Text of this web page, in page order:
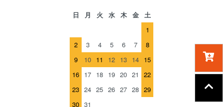
日 月 火 水 木 金
土
1
2
3 4 5 6 7
8
9
10 11 12 13 14 15
16 17 18 19 20 21
22
23 24 25 26 27 28 29
30 31